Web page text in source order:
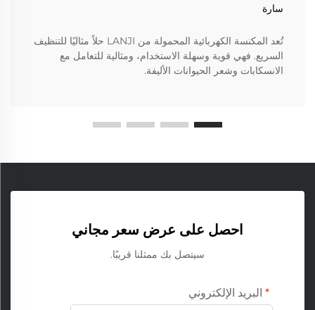
سارة
تُعد المكنسة الكهربائية المحمولة من LANJI حلاً مثاليًا للتنظيف
السريع. فهي قوية وسهلة الاستخدام، ومثالية للتعامل مع
الانسكابات وشعر الحيوانات الأليفة.
احصل على عرض سعر مجاني
سيتصل بك ممثلنا قريبًا.
البريد الإلكتروني